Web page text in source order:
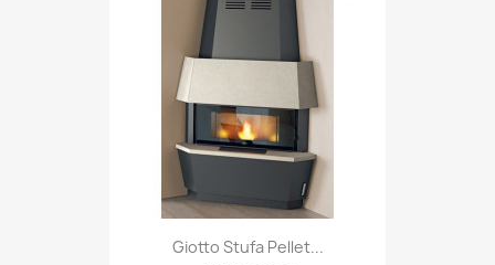
Giotto Stufa Pellet...